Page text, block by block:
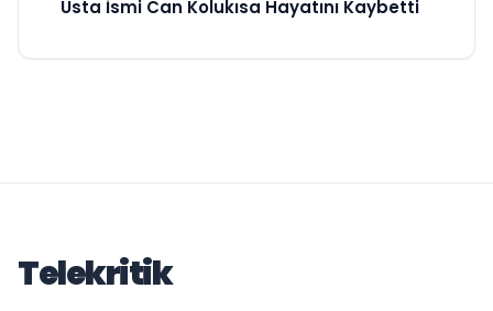
Usta İsmi Can Kolukısa Hayatını Kaybetti
Telekritik